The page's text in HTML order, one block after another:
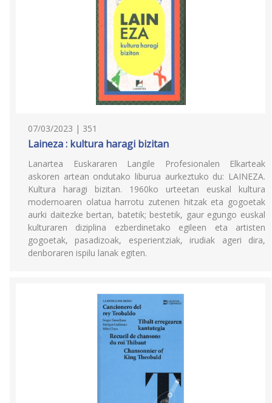
07/03/2023 | 351
Laineza : kultura haragi bizitan
Lanartea Euskararen Langile Profesionalen Elkarteak
askoren artean ondutako liburua aurkeztuko du: LAINEZA.
Kultura haragi bizitan. 1960ko urteetan euskal kultura
modernoaren olatua harrotu zutenen hitzak eta gogoetak
aurki daitezke bertan, batetik; bestetik, gaur egungo euskal
kulturaren diziplina ezberdinetako egileen eta artisten
gogoetak, pasadizoak, esperientziak, irudiak ageri dira,
denboraren ispilu lanak egiten.